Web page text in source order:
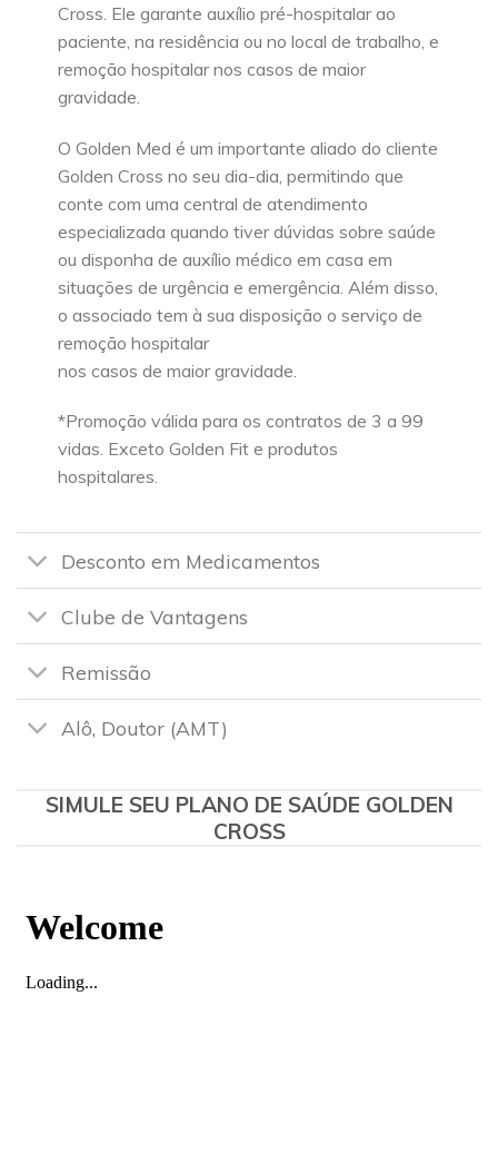
Cross. Ele garante auxílio pré-hospitalar ao
paciente, na residência ou no local de trabalho, e
remoção hospitalar nos casos de maior
gravidade.
O Golden Med é um importante aliado do cliente
Golden Cross no seu dia-dia, permitindo que
conte com uma central de atendimento
especializada quando tiver dúvidas sobre saúde
ou disponha de auxílio médico em casa em
situações de urgência e emergência. Além disso,
o associado tem à sua disposição o serviço de
remoção hospitalar
nos casos de maior gravidade.
*Promoção válida para os contratos de 3 a 99
vidas. Exceto Golden Fit e produtos
hospitalares.
Desconto em Medicamentos
Clube de Vantagens
Remissão
Alô, Doutor (AMT)
SIMULE SEU PLANO DE SAÚDE GOLDEN
CROSS